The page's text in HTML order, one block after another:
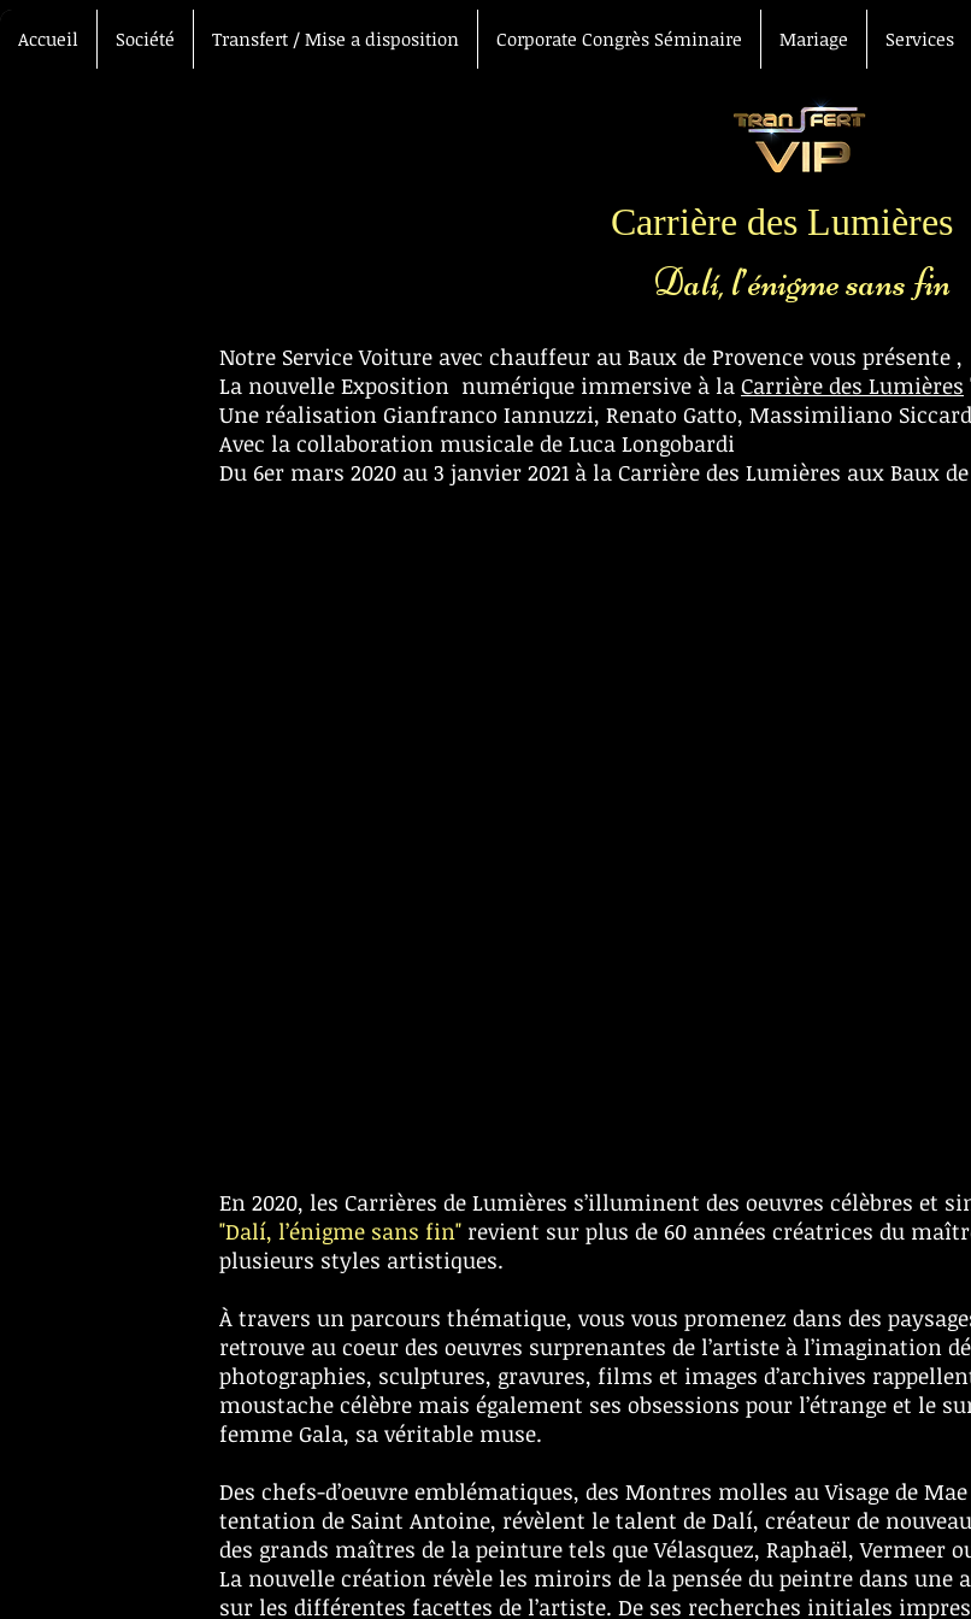
Accueil Société Transfert / Mise a disposition Corporate Congrès Séminaire Mariage Services
Carrière des Lumières
Dalí, l’énigme sans fin
Notre Service Voiture avec chauffeur au Baux de Provence vous présente ,
La nouvelle Exposition numérique immersive à la Carrière des Lumières
Une réalisation Gianfranco Iannuzzi, Renato Gatto, Massimiliano
Avec la collaboration musicale de Luca Longobardi
Du 6er mars 2020 au 3 janvier 2021 à la Carrière des Lumières aux Baux
En 2020, les Carrières de Lumières s’illuminent des oeuvres célèbres et
"Dalí, l’énigme sans fin" revient sur plus de 60 années créatrices du
plusieurs styles artistiques.
À travers un parcours thématique, vous vous promenez dans des
retrouve au coeur des oeuvres surprenantes de l’artiste à l’imagination
photographies, sculptures, gravures, films et images d’archives
moustache célèbre mais également ses obsessions pour l’étrange et le
femme Gala, sa véritable muse.
Des chefs-d’oeuvre emblématiques, des Montres molles au Visage de
tentation de Saint Antoine, révèlent le talent de Dalí, créateur de
des grands maîtres de la peinture tels que Vélasquez, Raphaël, Vermeer
La nouvelle création révèle les miroirs de la pensée du peintre dans une
sur les différentes facettes de l’artiste. De ses recherches initiales